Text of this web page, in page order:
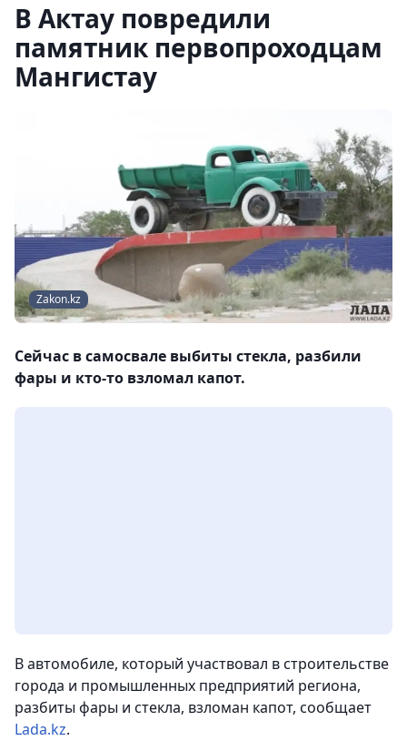
В Актау повредили
памятник первопроходцам
Мангистау
Zakon.kz
Сейчас в самосвале выбиты стекла, разбили
фары и кто-то взломал капот.
В автомобиле, который участвовал в строительстве
города и промышленных предприятий региона,
разбиты фары и стекла, взломан капот, сообщает
Lada.kz.